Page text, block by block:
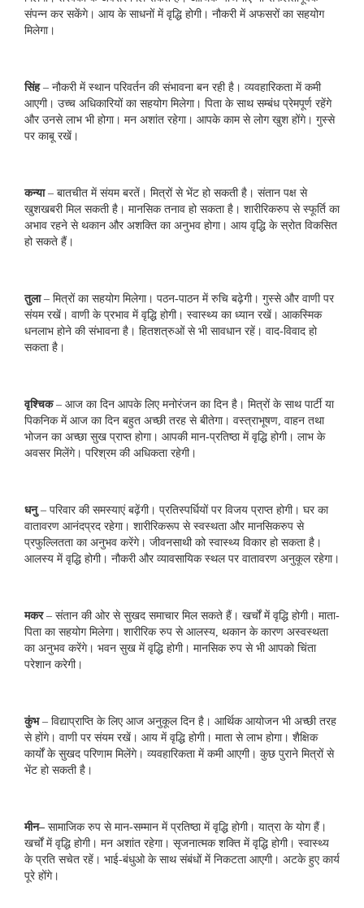
संपन्न कर सकेंगे। आय के साधनों में वृद्धि होगी। नौकरी में अफसरों का सहयोग
मिलेगा।
सिंह– नौकरी में स्‍थान परिवर्तन की संभावना बन रही है। व्‍यवहारिकता में कमी
आएगी। उच्च अधिकारियों का सहयोग मिलेगा। पिता के साथ सम्बंध प्रेमपूर्ण रहेंगे
और उनसे लाभ भी होगा। मन अशांत रहेगा। आपके काम से लोग खुश होंगे। गुस्से
पर काबू रखें।
कन्या– बातचीत में संयम बरतें। मित्रों से भेंट हो सकती है। संतान पक्ष से
खुशखबरी मिल सकती है। मानसिक तनाव हो सकता है। शारीरिकरुप से स्फूर्ति का
अभाव रहने से थकान और अशक्ति का अनुभव होगा। आय वृद्धि के स्रोत विकसित
हो सकते हैं।
तुला– मित्रों का सहयोग मिलेगा। पठन-पाठन में रुचि बढ़ेगी। गुस्से और वाणी पर
संयम रखें। वाणी के प्रभाव में वृद्धि होगी। स्वास्थ्य का ध्यान रखें। आकस्मिक
धनलाभ होने की संभावना है। हितशत्रुओं से भी सावधान रहें। वाद-विवाद हो
सकता है।
वृश्चिक– आज का दिन आपके लिए मनोरंजन का दिन है। मित्रों के साथ पार्टी या
पिकनिक में आज का दिन बहुत अच्छी तरह से बीतेगा। वस्त्राभूषण, वाहन तथा
भोजन का अच्छा सुख प्राप्त होगा। आपकी मान-प्रतिष्ठा में वृद्धि होगी। लाभ के
अवसर मिलेंगे। परिश्रम की अधिकता रहेगी।
धनु– परिवार की समस्‍याएं बढ़ेंगी। प्रतिस्पर्धियों पर विजय प्राप्त होगी। घर का
वातावरण आनंदप्रद रहेगा। शारीरिकरूप से स्वस्थता और मानसिकरुप से
प्रफुल्लितता का अनुभव करेंगे। जीवनसाथी को स्‍वास्थ्‍य विकार हो सकता है।
आलस्‍य में वृद्धि होगी। नौकरी और व्यावसायिक स्थल पर वातावरण अनुकूल रहेगा।
मकर– संतान की ओर से सुखद समाचार मिल सकते हैं। खर्चों में वृद्धि होगी। माता-
पिता का सहयोग मिलेगा। शारीरिक रुप से आलस्य, थकान के कारण अस्वस्थता
का अनुभव करेंगे। भवन सुख में वृद्धि होगी। मानसिक रुप से भी आपको चिंता
परेशान करेगी।
कुंभ– विद्याप्राप्ति के लिए आज अनुकूल दिन है। आर्थिक आयोजन भी अच्छी तरह
से होंगे। वाणी पर संयम रखें। आय में वृद्धि होगी। माता से लाभ होगा। शैक्षिक
कार्यों के सुखद परिणाम मिलेंगे। व्‍यवहारिकता में कमी आएगी। कुछ पुराने मित्रों से
भेंट हो सकती है।
मीन– सामाजिक रुप से मान-सम्मान में प्रतिष्ठा में वृद्धि होगी। यात्रा के योग हैं।
खर्चों में वृद्धि होगी। मन अशांत रहेगा। सृजनात्मक शक्ति में वृद्धि होगी। स्‍वास्‍थ्‍य
के प्रति सचेत रहें। भाई-बंधुओ के साथ संबंधों में निकटता आएगी। अटके हुए कार्य
पूरे होंगे।